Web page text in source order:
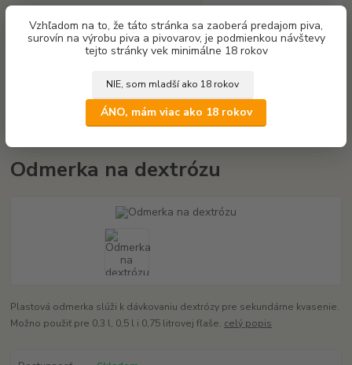
Vzhľadom na to, že táto stránka sa zaoberá predajom piva,
surovín na výrobu piva a pivovarov, je podmienkou návštevy
tejto stránky vek minimálne 18 rokov
NIE, som mladší ako 18 rokov
ÁNO, mám viac ako 18 rokov
za0,00 €
Odmerka na dextrózu
Plastová odmerka slúži k dávkovaniu dextrózy pre sekundárne kvasenie.
Možno použiť pre 0,3 l, 0,5 l i 0,75 litrovej fľaše. celý popis